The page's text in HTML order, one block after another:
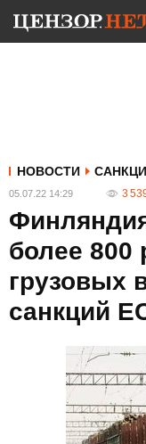
НОВОСТИ
05.07.22 14:29 3
более 800
грузовых
санкций